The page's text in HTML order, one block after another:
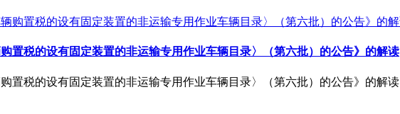
置税的设有固定装置的非运输专用作业车辆目录〉（第六批）的公告》的解读
置税的设有固定装置的非运输专用作业车辆目录〉（第六批）的公告》的解读